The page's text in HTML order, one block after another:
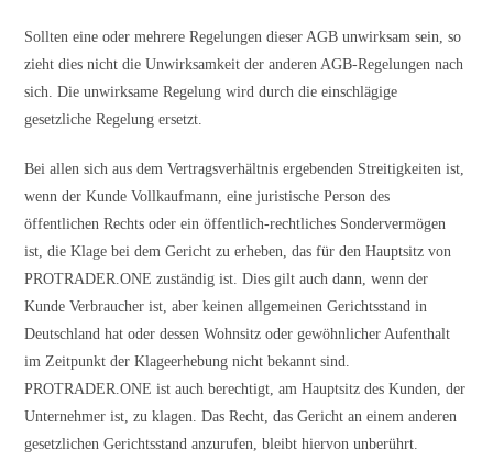
Sollten eine oder mehrere Regelungen dieser AGB unwirksam sein, so
zieht dies nicht die Unwirksamkeit der anderen AGB-Regelungen nach
sich. Die unwirksame Regelung wird durch die einschlägige
gesetzliche Regelung ersetzt.
Bei allen sich aus dem Vertragsverhältnis ergebenden Streitigkeiten ist,
wenn der Kunde Vollkaufmann, eine juristische Person des
öffentlichen Rechts oder ein öffentlich-rechtliches Sondervermögen
ist, die Klage bei dem Gericht zu erheben, das für den Hauptsitz von
PROTRADER.ONE zuständig ist. Dies gilt auch dann, wenn der
Kunde Verbraucher ist, aber keinen allgemeinen Gerichtsstand in
Deutschland hat oder dessen Wohnsitz oder gewöhnlicher Aufenthalt
im Zeitpunkt der Klageerhebung nicht bekannt sind.
PROTRADER.ONE ist auch berechtigt, am Hauptsitz des Kunden, der
Unternehmer ist, zu klagen. Das Recht, das Gericht an einem anderen
gesetzlichen Gerichtsstand anzurufen, bleibt hiervon unberührt.